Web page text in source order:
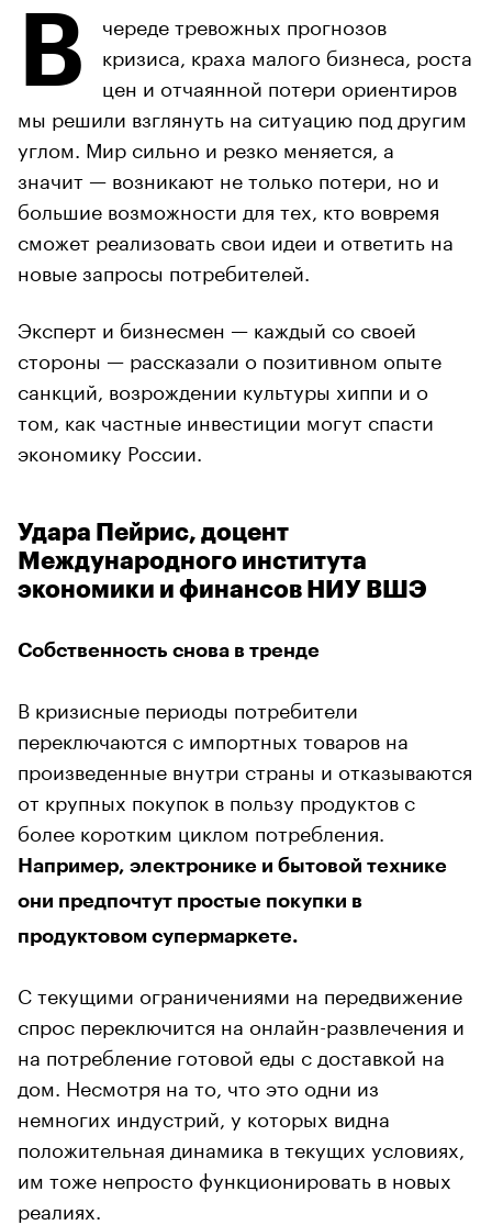
В
череде тревожных прогнозов
кризиса, краха малого бизнеса, роста
цен и отчаянной потери ориентиров
мы решили взглянуть на ситуацию под другим
углом. Мир сильно и резко меняется, а
значит — возникают не только потери, но и
большие возможности для тех, кто вовремя
сможет реализовать свои идеи и ответить на
новые запросы потребителей.
Эксперт и бизнесмен — каждый со своей
стороны — рассказали о позитивном опыте
санкций, возрождении культуры хиппи и о
том, как частные инвестиции могут спасти
экономику России.
Удара Пейрис, доцент
Международного института
экономики и финансов НИУ ВШЭ
Собственность снова в тренде
В кризисные периоды потребители
переключаются с импортных товаров на
произведенные внутри страны и отказываются
от крупных покупок в пользу продуктов с
более коротким циклом потребления.
Например, электронике и бытовой технике
они предпочтут простые покупки в
продуктовом супермаркете.
С текущими ограничениями на передвижение
спрос переключится на онлайн-развлечения и
на потребление готовой еды с доставкой на
дом. Несмотря на то, что это одни из
немногих индустрий, у которых видна
положительная динамика в текущих условиях,
им тоже непросто функционировать в новых
реалиях.